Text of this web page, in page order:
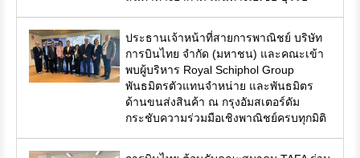
ประธานเจ้าหน้าที่สายการพาณิชย์ บริษัท
การบินไทย จำกัด (มหาชน) และคณะเข้า
พบผู้บริหาร Royal Schiphol Group
พันธมิตรตัวแทนจำหน่าย และพันธมิตร
ด้านขนส่งสินค้า ณ กรุงอัมสเตอร์ดัม
กระชับความร่วมมือเชิงพาณิชย์ครบทุกมิติ